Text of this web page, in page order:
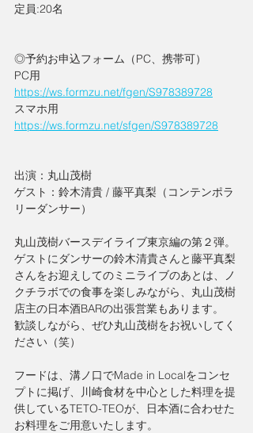
定員:20名
◎予約お申込フォーム（PC、携帯可）
PC用
https://ws.formzu.net/fgen/S978389728
スマホ用
https://ws.formzu.net/sfgen/S978389728
出演：丸山茂樹
ゲスト：鈴木清貴 / 藤平真梨（コンテンポラ
リーダンサー）
丸山茂樹バースデイライブ東京編の第２弾。
ゲストにダンサーの鈴木清貴さんと藤平真梨
さんをお迎えしてのミニライブのあとは、ノ
クチラボでの食事を楽しみながら、丸山茂樹
店主の日本酒BARの出張営業もあります。
歓談しながら、ぜひ丸山茂樹をお祝いしてく
ださい（笑）
フードは、溝ノ口でMade in Localをコンセ
プトに掲げ、川崎食材を中心とした料理を提
供しているTETO-TEOが、日本酒に合わせた
お料理をご用意いたします。